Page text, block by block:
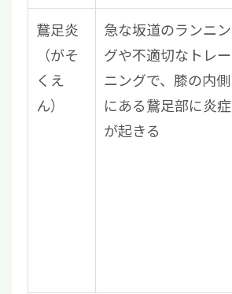
鵞足炎
（がそ
くえ
ん）
急な坂道のランニン
グや不適切なトレー
ニングで、膝の内側
にある鵞足部に炎症
が起きる